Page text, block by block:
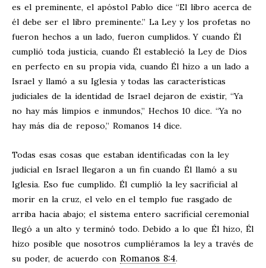
es el preminente, el apóstol Pablo dice “El libro acerca de
él debe ser el libro preminente.” La Ley y los profetas no
fueron hechos a un lado, fueron cumplidos. Y cuando Él
cumplió toda justicia, cuando Él estableció la Ley de Dios
en perfecto en su propia vida, cuando Él hizo a un lado a
Israel y llamó a su Iglesia y todas las características
judiciales de la identidad de Israel dejaron de existir, “Ya
no hay más limpios e inmundos,” Hechos 10 dice. “Ya no
hay más día de reposo,” Romanos 14dice.
Todas esas cosas que estaban identificadas con la ley
judicial en Israel llegaron a un fin cuando Él llamó a su
Iglesia. Eso fue cumplido. Él cumplió la ley sacrificial al
morir en la cruz, el velo en el templo fue rasgado de
arriba hacia abajo; el sistema entero sacrificial ceremonial
llegó a un alto y terminó todo. Debido a lo que Él hizo, Él
hizo posible que nosotros cumpliéramos la ley a través de
su poder, de acuerdo con Romanos 8:4.